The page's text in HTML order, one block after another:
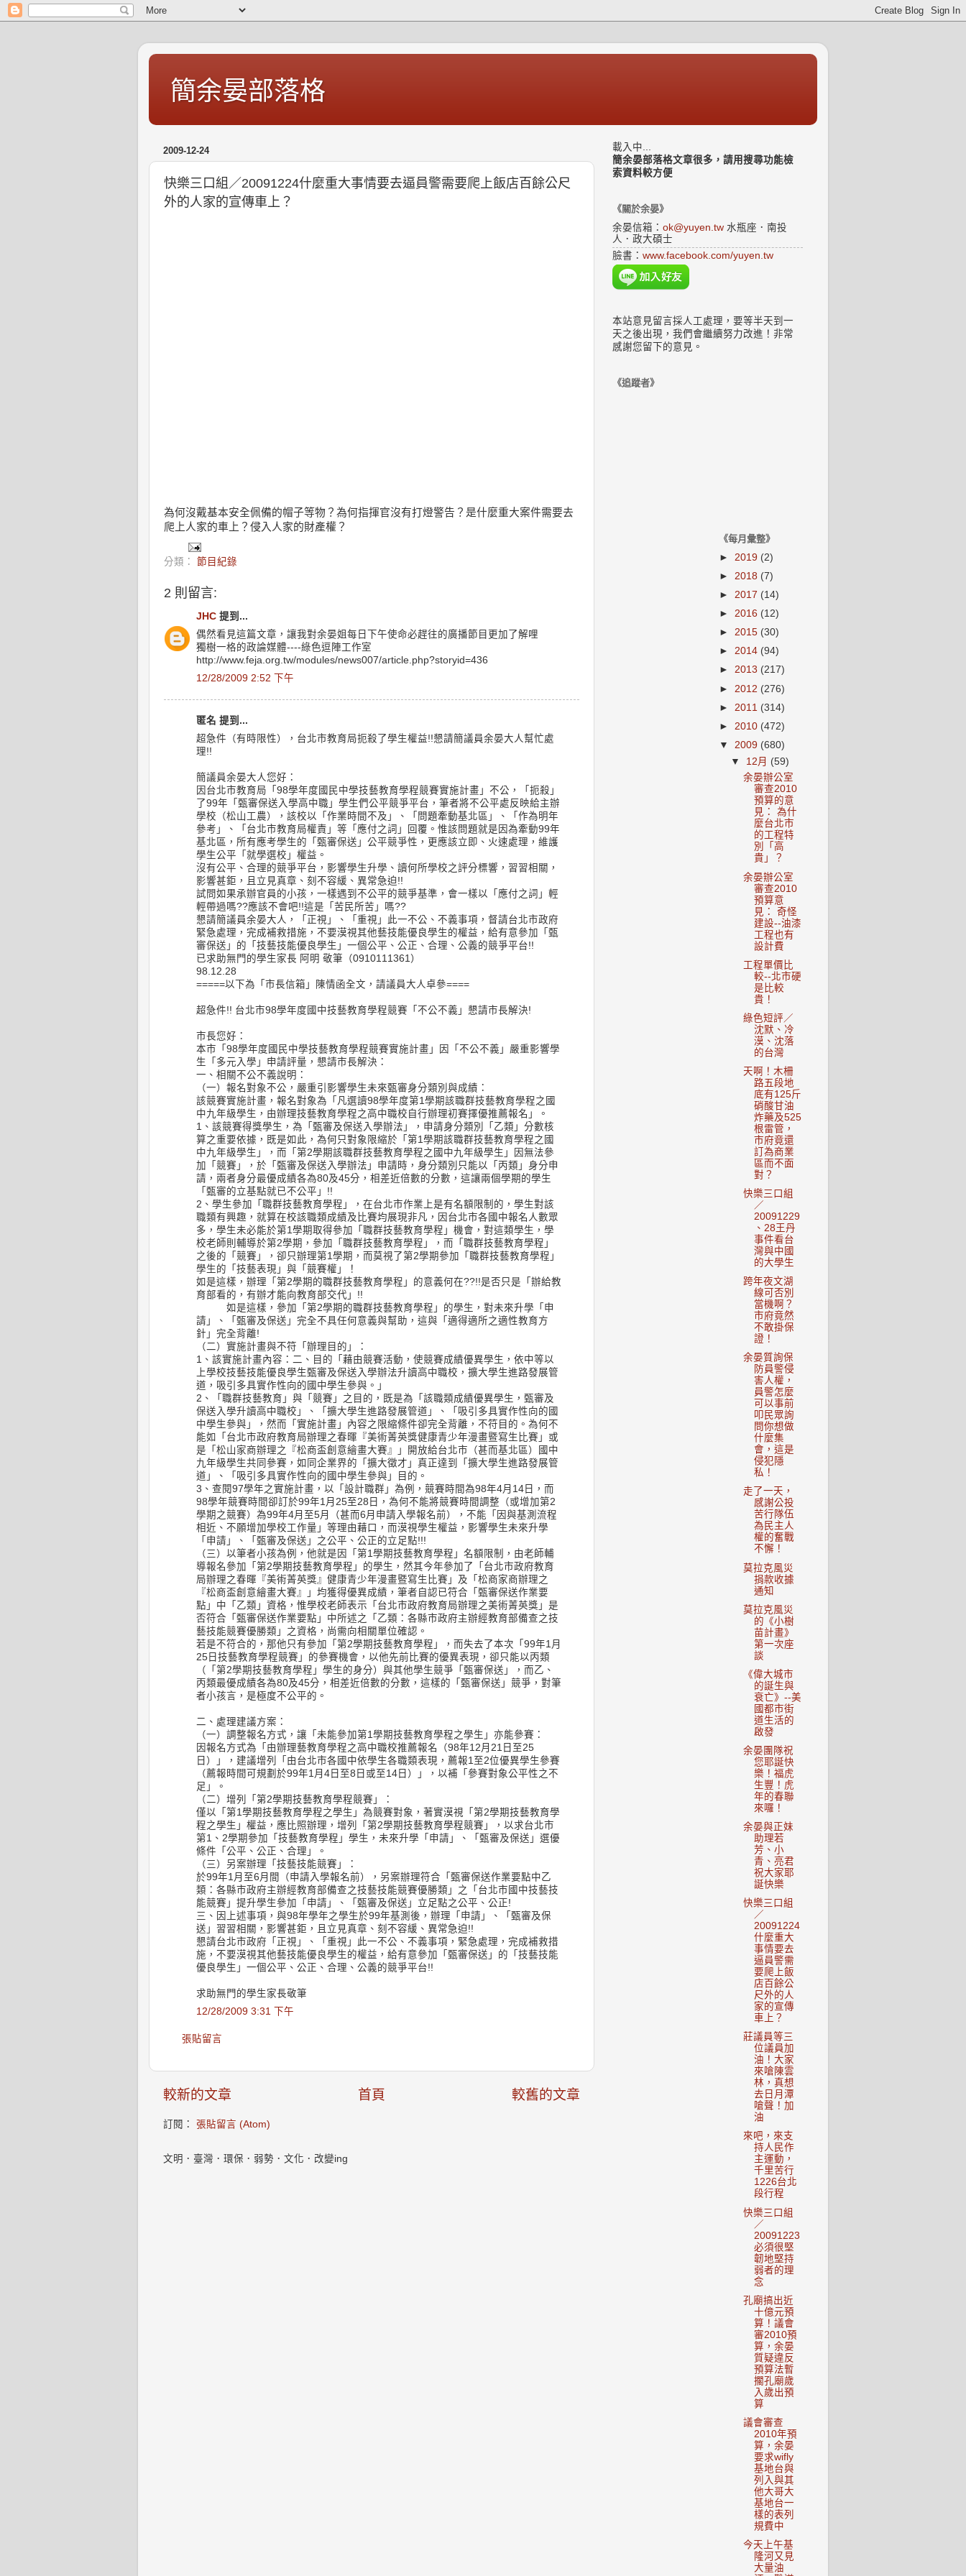
簡余晏部落格
2009-12-24
快樂三口組／20091224什麼重大事情要去逼員警需要爬上飯店百餘公尺
外的人家的宣傳車上？
為何沒戴基本安全佩備的帽子等物？為何指揮官沒有打燈警告？是什麼重大案件需要去
爬上人家的車上？侵入人家的財產權？
分類： 節目紀錄
2 則留言:
JHC 提到...
偶然看見這篇文章，讓我對余晏姐每日下午使命必趕往的廣播節目更加了解哩
獨樹一格的政論媒體----綠色逗陣工作室
http://www.feja.org.tw/modules/news007/article.php?storyid=436
12/28/2009 2:52 下午
匿名 提到...
超急件（有時限性），台北市教育局扼殺了學生權益!!懇請簡議員余晏大人幫忙處
理!!
簡議員余晏大人您好：
因台北市教育局「98學年度國民中學技藝教育學程競賽實施計畫」不公，「扼殺」
了99年「甄審保送入學高中職」學生們公平競爭平台，筆者將不公平處反映給主辦
學校（松山工農），該校以「作業時間不及」、「問題牽動基北區」、「作為明年
參考」、「台北市教育局權責」等「應付之詞」回覆。惟該問題就是因為牽動99年
基北區，所有應考學生的「甄審保送」公平競爭性，更應該立即、火速處理，維護
學生公平「就學選校」權益。
沒有公平、合理的競爭平台，影響學生升學、讀何所學校之評分標響，習習相關，
影響甚鉅，且立見真章、刻不容緩、異常急迫!!
試問如果承辦官員的小孩，一樣遇到不公平的競爭基準，會一樣以「應付之詞」輕
輕帶過嗎??應該不會吧!!這是「苦民所苦」嗎??
懇請簡議員余晏大人，「正視」、「重視」此一不公、不義事項，督請台北市政府
緊急處理，完成補救措施，不要漠視其他藝技能優良學生的權益，給有意參加「甄
審保送」的「技藝技能優良學生」一個公平、公正、合理、公義的競爭平台!!
已求助無門的學生家長 阿明 敬筆（0910111361）
98.12.28
=====以下為「市長信箱」陳情函全文，請議員大人卓參====
超急件!! 台北市98學年度國中技藝教育學程競賽「不公不義」懇請市長解決!
市長您好：
本市「98學年度國民中學技藝教育學程競賽實施計畫」因「不公不義」嚴重影響學
生「多元入學」申請評量，懇請市長解決：
一、相關不公不義說明：
（一）報名對象不公，嚴重引影響學生未來甄審身分類別與成績：
該競賽實施計畫，報名對象為「凡選讀98學年度第1學期該職群技藝教育學程之國
中九年級學生，由辦理技藝教育學程之高中職校自行辦理初賽擇優推薦報名」。
1、該競賽得獎學生，為「甄審及保送入學辦法」，申請身分類別「乙類」分數核
算之重要依據，既是如此，為何只對象限縮於「第1學期該職群技藝教育學程之國
中九年級學生」，而「第2學期該職群技藝教育學程之國中九年級學生」因無法參
加「競賽」，於「甄審及保送入學辦法」申請時，身分類別只能以「丙類」身分申
請，兩者身分最優成績各為80及45分，相差近倍數的分數，這讓兩個學期的學生
「甄審的立基點就已不公平」!!
2、學生參加「職群技藝教育學程」，在台北市作業上是有名額限制的，學生對該
職類有興趣，就算在校該職類成績及比賽均展現非凡，因台北市各國中報名人數眾
多，學生未必能於第1學期取得參加「職群技藝教育學程」機會，對這類學生，學
校老師則輔導於第2學期，參加「職群技藝教育學程」，而「職群技藝教育學程」
之後的「競賽」，卻只辦理第1學期，而莫視了第2學期參加「職群技藝教育學程」
學生的「技藝表現」與「競賽權」！
如是這樣，辦理「第2學期的職群技藝教育學程」的意義何在??!!是否只是「辦給教
育部看的，有辦才能向教育部交代」!!
如是這樣，參加「第2學期的職群技藝教育學程」的學生，對未來升學「申
請」、「甄審及保送」完全不具任何意義與幫助，這與「適得適所之適性教育方
針」完全背離!
（二）實施計畫與不符「辦理目的」：
1、該實施計畫內容：二、目的「藉由競賽活動，使競賽成績優異學生，依中等以
上學校技藝技能優良學生甄審及保送入學辦法升讀高中職校，擴大學生進路發展管
道，吸引多具實作性向的國中學生參與。」
2、「職群技藝教育」與「競賽」之目的，既是為「該職類成績優異學生，甄審及
保送入學升讀高中職校」、「擴大學生進路發展管道」、「吸引多具實作性向的國
中學生參與」，然而「實施計畫」內容之限縮條件卻完全背離，不符目的。為何不
能如「台北市政府教育局辦理之春暉『美術菁英獎健康青少年漫畫暨寫生比賽」或
是「松山家商辦理之『松商盃創意繪畫大賽』」開放給台北市（甚而基北區）國中
九年級學生共同參賽，如同企業界的「擴大徵才」真正達到「擴大學生進路發展管
道」、「吸引多具實作性向的國中學生參與」目的。
3、查閱97學年之實施計畫，以「設計職群」為例，競賽時間為98年4月14日，而
98學年競賽時間卻訂於99年1月25至28日，為何不能將競賽時間調整（或增加第2
學期之競賽）為99年4月至5月（甚而6月申請入學報名前），不能「因與基測流程
相近、不願增加學校工作量」等理由藉口，而漠視學生權益，影響學生未來升學
「申請」、「甄審及保送」之公平、公正的立足點!!!
（三）以筆者小孩為例，他就是因「第1學期技藝教育學程」名額限制，由老師輔
導報名參加「第2學期技藝教育學程」的學生，然其今年參加了「台北市政府教育
局辦理之春暉『美術菁英獎』健康青少年漫畫暨寫生比賽」及「松商家商辦理之
『松商盃創意繪畫大賽』」均獲得優異成績，筆者自認已符合「甄審保送作業要
點」中「乙類」資格，惟學校老師表示「台北市政府教育局辦理之美術菁英獎」是
否符合「甄審保送作業要點」中所述之「乙類：各縣市政府主辦經教育部備查之技
藝技能競賽優勝類」之資格，尚需向相關單位確認。
若是不符合的，那他只有參加「第2學期技藝教育學程」，而失去了本次「99年1月
25日技藝教育學程競賽」的參賽機會，以他先前比賽的優異表現，卻只能以丙類
（「第2學期技藝教育學程」學生的身分）與其他學生競爭「甄審保送」，而乙、
丙類最優成績各為80及45分，相差近倍數的分數，這樣的「甄審保送」競爭，對筆
者小孩言，是極度不公平的。
二、處理建議方案：
（一）調整報名方式，讓「未能參加第1學期技藝教育學程之學生」亦能參賽：
因報名方式為「由辦理藝教育學程之高中職校推薦報名（98年12月21日至25
日）」，建議增列「由台北市各國中依學生各職類表現，薦報1至2位優異學生參賽
（薦報時間可規劃於99年1月4日至8日或至14日）」，以補「參賽對象公平性之不
足」。
（二）增列「第2學期技藝教育學程競賽」：
僅以「第1學期技藝教育學程之學生」為競賽對象，著實漠視「第2學期技藝教育學
程之學生」權益，應比照辦理，增列「第2學期技藝教育學程競賽」，以求台北市
第1、2學期參加「技藝教育學程」學生，未來升學「申請」、「甄審及保送」選優
條件「公平、公正、合理」。
（三）另案辦理「技藝技能競賽」：
於99年1月至6月間（申請入學報名前），另案辦理符合「甄審保送作業要點中乙
類：各縣市政府主辦經教育部備查之技藝技能競賽優勝類」之「台北市國中技藝技
能競賽」提升學生參加「申請」、「甄審及保送」立足點之公平、公正!
三、因上述事項，與98年學年之學生於99年基測後，辦理「申請」、「甄審及保
送」習習相關，影響甚鉅，且立見真章、刻不容緩、異常急迫!!
懇請台北市政府「正視」、「重視」此一不公、不義事項，緊急處理，完成補救措
施，不要漠視其他藝技能優良學生的權益，給有意參加「甄審保送」的「技藝技能
優良學生」一個公平、公正、合理、公義的競爭平台!!
求助無門的學生家長敬筆
12/28/2009 3:31 下午
張貼留言
較新的文章 較舊的文章
首頁
訂閱： 張貼留言 (Atom)
文明．臺灣．環保．弱勢．文化．改變ing
載入中...
簡余晏部落格文章很多，請用搜尋功能檢
索資料較方便
《關於余晏》
余晏信箱： ok@yuyen.tw 水瓶座．南投
人．政大碩士
臉書： www.facebook.com/yuyen.tw
本站意見留言採人工處理，要等半天到一
天之後出現，我們會繼續努力改進！非常
感謝您留下的意見。
《追蹤者》
《每月彙整》
► 2019 (2)
► 2018 (7)
► 2017 (14)
► 2016 (12)
► 2015 (30)
► 2014 (94)
► 2013 (217)
► 2012 (276)
► 2011 (314)
► 2010 (472)
▼ 2009 (680)
▼ 12月 (59)
余晏辦公室
審查2010
預算的意
見： 為什
麼台北市
的工程特
別「高
貴」？
余晏辦公室
審查2010
預算意
見： 奇怪
建設--油漆
工程也有
設計費
工程單價比
較--北市硬
是比較
貴！
綠色短評／
沈默、冷
漠、沈落
的台灣
天啊！木柵
路五段地
底有125斤
硝酸甘油
炸藥及525
根雷管，
市府竟還
訂為商業
區而不面
對？
快樂三口組
／
20091229
、28王丹
事件看台
灣與中國
的大學生
跨年夜文湖
線可否別
當機啊？
市府竟然
不敢掛保
證！
余晏質詢保
防員警侵
害人權，
員警怎麼
可以事前
叩民眾詢
問你想做
什麼集
會，這是
侵犯隱
私！
走了一天，
感謝公投
苦行隊伍
為民主人
權的奮戰
不懈！
莫拉克風災
捐款收據
通知
莫拉克風災
的《小樹
苗計畫》
第一次座
談
《偉大城市
的誕生與
衰亡》--美
國都市街
道生活的
啟發
余晏團隊祝
您耶誕快
樂！福虎
生豐！虎
年的春聯
來囉！
余晏與正妹
助理若
芳、小
青、亮君
祝大家耶
誕快樂
快樂三口組
／
20091224
什麼重大
事情要去
逼員警需
要爬上飯
店百餘公
尺外的人
家的宣傳
車上？
莊議員等三
位議員加
油！大家
來嗆陳雲
林，真想
去日月潭
嗆聲！加
油
來吧，來支
持人民作
主運動，
千里苦行
1226台北
段行程
快樂三口組
／
20091223
必須很堅
韌地堅持
弱者的理
念
孔廟搞出近
十億元預
算！議會
審2010預
算，余晏
質疑違反
預算法暫
擱孔廟歲
入歲出預
算
議會審查
2010年預
算，余晏
要求wifly
基地台與
列入與其
他大哥大
基地台一
樣的表列
規費中
今天上午基
隆河又見
大量油